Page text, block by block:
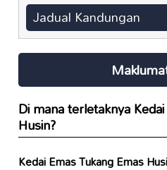
Jadual Kandungan
Di mana terletaknya
Husin?
Kedai Emas Tukang Emas